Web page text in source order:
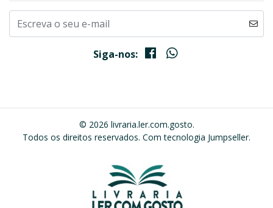
Siga-nos:
© 2026 livraria.ler.com.gosto.
Todos os direitos reservados. Com tecnologia Jumpseller.